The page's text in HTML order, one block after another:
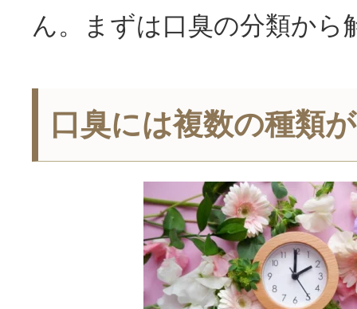
ん。まずは口臭の分類から
口臭には複数の種類